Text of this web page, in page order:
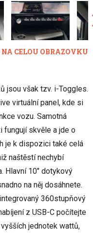
NA CELOU OBRAZOVKU
jsou však tzv. i-Toggles.
virtuální panel, kde si
vozu. Samotná
fungují skvěle a jde o
je k dispozici také celá
naštěstí nechybí
Hlavní 10" dotykový
na něj dosáhnete.
360stupňový
z USB-C počítejte
jednotek wattů,